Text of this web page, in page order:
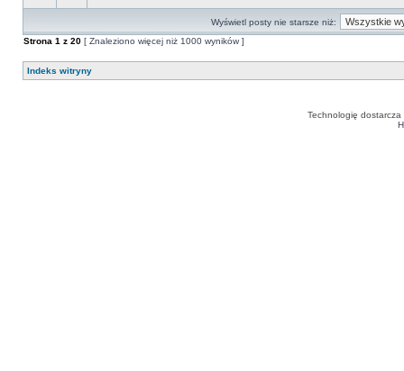
Wyświetl posty nie starsze niż:
Strona 1 z 20 [ Znaleziono więcej niż 1000 wyników ]
Indeks witryny
Technologię dostarcza